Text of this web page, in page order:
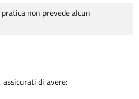
non prevede alcun
assicurati di avere: